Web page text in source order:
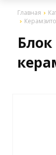
Главная
Блок